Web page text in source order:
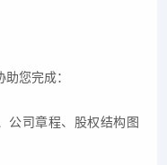
您完成：
公司章程、股权结构图